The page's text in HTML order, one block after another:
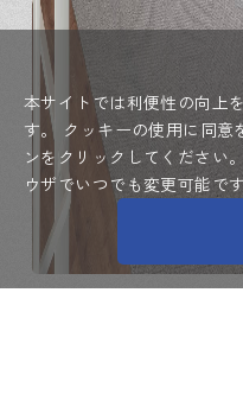
本サイトでは利便性の向上
す。 クッキーの使用に同意
ンをクリックしてください。
ウザでいつでも変更可能で